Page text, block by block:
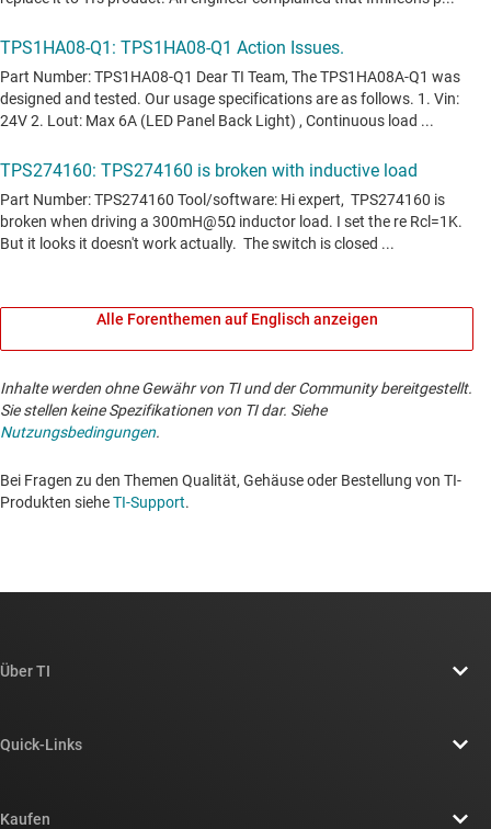
Alle Forenthemen auf Englisch anzeigen
Inhalte werden ohne Gewähr von TI und der Community bereitgestellt.
Sie stellen keine Spezifikationen von TI dar. Siehe
Nutzungsbedingungen.
Bei Fragen zu den Themen Qualität, Gehäuse oder Bestellung von TI-
Produkten sieheTI-Support. ​​​​​​​​​​​​​​
Über TI
Newsroom
Quick-Links
Kaufen